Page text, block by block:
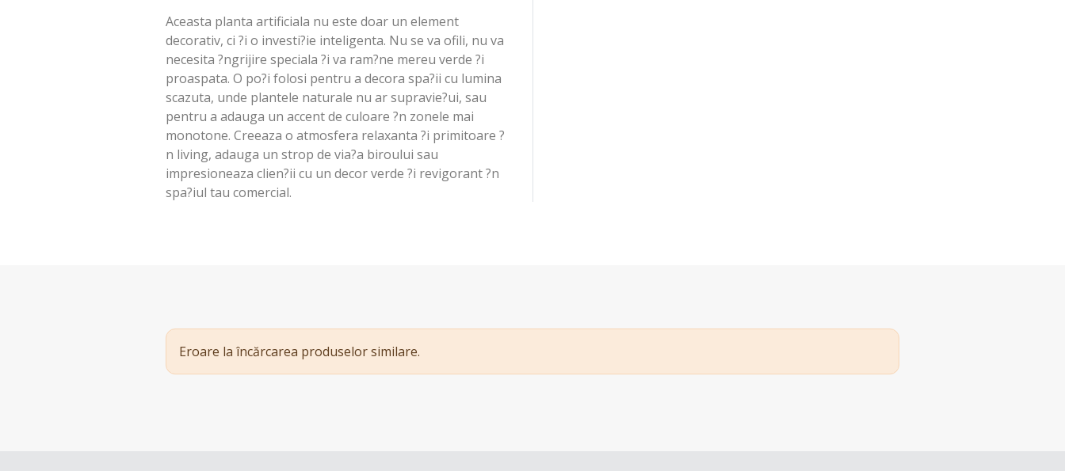
Aceasta planta artificiala nu este doar un element
decorativ, ci ?i o investi?ie inteligenta. Nu se va ofili, nu va
necesita ?ngrijire speciala ?i va ram?ne mereu verde ?i
proaspata. O po?i folosi pentru a decora spa?ii cu lumina
scazuta, unde plantele naturale nu ar supravie?ui, sau
pentru a adauga un accent de culoare ?n zonele mai
monotone. Creeaza o atmosfera relaxanta ?i primitoare ?
n living, adauga un strop de via?a biroului sau
impresioneaza clien?ii cu un decor verde ?i revigorant ?n
spa?iul tau comercial.
Eroare la încărcarea produselor similare.